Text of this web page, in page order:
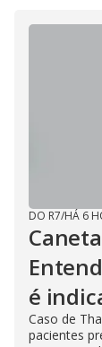
DO R7/HÁ 6
é
Caso de
pacientes